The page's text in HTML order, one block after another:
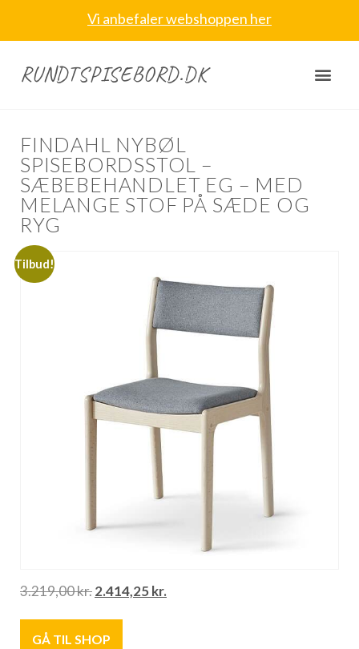
Vi anbefaler webshoppen her
RUNDTSPISEBORD.DK
FINDAHL NYBØL
SPISEBORDSSTOL –
SÆBEBEHANDLET EG – MED
MELANGE STOF PÅ SÆDE OG
RYG
Tilbud!
3.219,00kr.2.414,25kr.
GÅ TIL SHOP